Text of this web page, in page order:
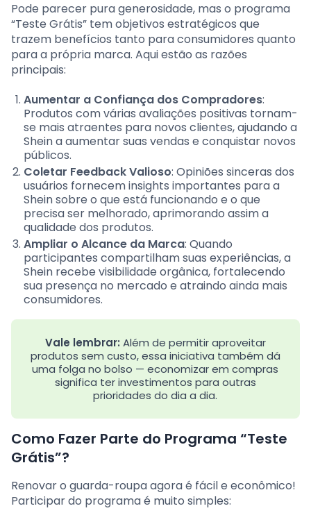
Pode parecer pura generosidade, mas o programa
“Teste Grátis” tem objetivos estratégicos que
trazem benefícios tanto para consumidores quanto
para a própria marca. Aqui estão as razões
principais:
Aumentar a Confiança dos Compradores:
Produtos com várias avaliações positivas tornam-
se mais atraentes para novos clientes, ajudando a
Shein a aumentar suas vendas e conquistar novos
públicos.
Coletar Feedback Valioso: Opiniões sinceras dos
usuários fornecem insights importantes para a
Shein sobre o que está funcionando e o que
precisa ser melhorado, aprimorando assim a
qualidade dos produtos.
Ampliar o Alcance da Marca: Quando
participantes compartilham suas experiências, a
Shein recebe visibilidade orgânica, fortalecendo
sua presença no mercado e atraindo ainda mais
consumidores.
Vale lembrar: Além de permitir aproveitar
produtos sem custo, essa iniciativa também dá
uma folga no bolso — economizar em compras
significa ter investimentos para outras
prioridades do dia a dia.
Como Fazer Parte do Programa “Teste
Grátis”?
Renovar o guarda-roupa agora é fácil e econômico!
Participar do programa é muito simples: